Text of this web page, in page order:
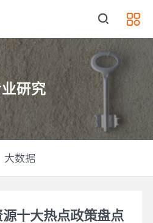
研究
大数据
十大热点政策盘点